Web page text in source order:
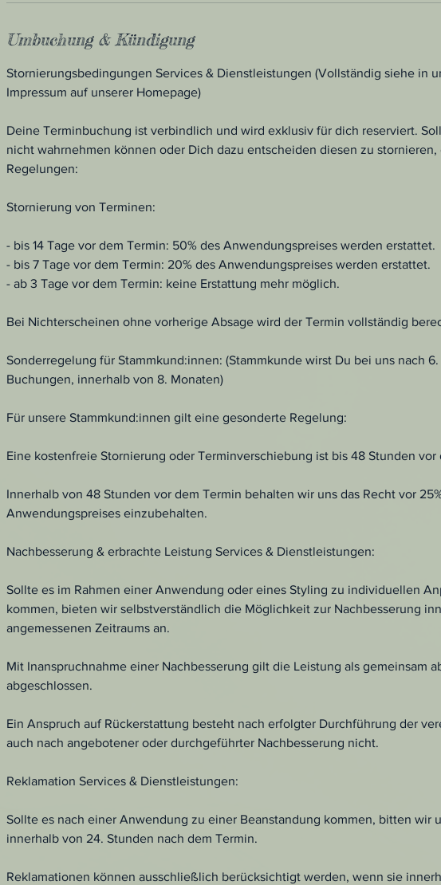
Umbuchung & Kündigung
Stornierungsbedingungen Services & Dienstleistungen (Vollständig siehe in
Impressum auf unserer Homepage)
Deine Terminbuchung ist verbindlich und wird exklusiv für dich reserviert.
nicht wahrnehmen können oder Dich dazu entscheiden diesen zu
Regelungen:
Stornierung von Terminen:
- bis 14 Tage vor dem Termin: 50% des Anwendungspreises werden erstattet.
- bis 7 Tage vor dem Termin: 20% des Anwendungspreises werden erstattet.
- ab 3 Tage vor dem Termin: keine Erstattung mehr möglich.
Bei Nichterscheinen ohne vorherige Absage wird der Termin vollständig
Sonderregelung für Stammkund:innen: (Stammkunde wirst Du bei uns nach
Buchungen, innerhalb von 8. Monaten)
Für unsere Stammkund:innen gilt eine gesonderte Regelung:
Eine kostenfreie Stornierung oder Terminverschiebung ist bis 48 Stunden vor
Innerhalb von 48 Stunden vor dem Termin behalten wir uns das Recht vor
Anwendungspreises einzubehalten.
Nachbesserung & erbrachte Leistung Services & Dienstleistungen:
Sollte es im Rahmen einer Anwendung oder eines Styling zu individuellen
kommen, bieten wir selbstverständlich die Möglichkeit zur Nachbesserung
angemessenen Zeitraums an.
Mit Inanspruchnahme einer Nachbesserung gilt die Leistung als gemeinsam
abgeschlossen.
Ein Anspruch auf Rückerstattung besteht nach erfolgter Durchführung der
auch nach angebotener oder durchgeführter Nachbesserung nicht.
Reklamation Services & Dienstleistungen:
Sollte es nach einer Anwendung zu einer Beanstandung kommen, bitten wir
innerhalb von 24. Stunden nach dem Termin.
Reklamationen können ausschließlich berücksichtigt werden, wenn sie